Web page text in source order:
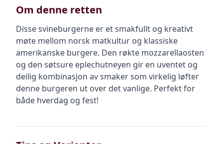
Om denne retten
Disse svineburgerne er et smakfullt og kreativt
møte mellom norsk matkultur og klassiske
amerikanske burgere. Den røkte mozzarellaosten
og den søtsure eplechutneyen gir en uventet og
deilig kombinasjon av smaker som virkelig løfter
denne burgeren ut over det vanlige. Perfekt for
både hverdag og fest!